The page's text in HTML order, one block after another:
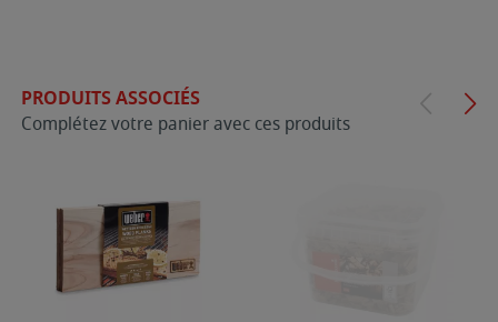
PRODUITS ASSOCIÉS
Complétez votre panier avec ces produits